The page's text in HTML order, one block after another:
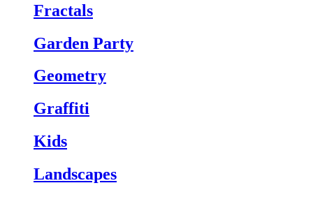
Fractals
Garden Party
Geometry
Graffiti
Kids
Landscapes